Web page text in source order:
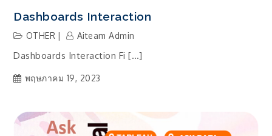
Dashboards Interaction
OTHER Aiteam Admin
Dashboards Interaction Fi […]
พฤษภาคม 19, 2023